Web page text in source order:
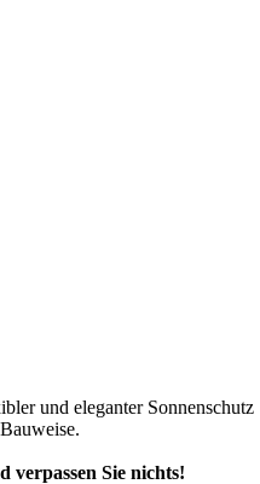
und eleganter Sonnenschutz
verpassen Sie nichts!